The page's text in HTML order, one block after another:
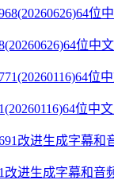
位中
位中
改进生成字幕和音